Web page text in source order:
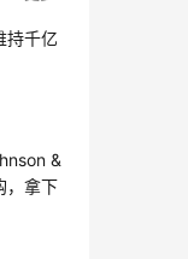
持千亿
&
，拿下